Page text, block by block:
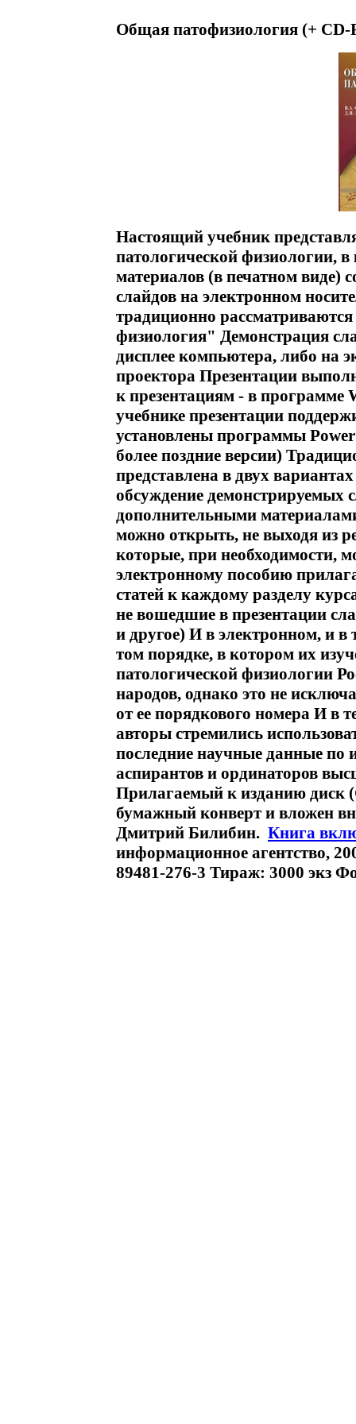
Общая патофизиология (+ CD-
Настоящий учебник
патологической физиологии,
материалов (в печатном виде)
слайдов на электронном
традиционно
физиология" Демонстрация
дисплее компьютера, либо на
проектора Презентации
к презентациям - в программе
учебнике презентации
установлены программы
более поздние версии)
представлена в двух
обсуждение демонстрируемых
дополнительными
можно открыть, не выходя из
которые, при необходимости,
электронному пособию
статей к каждому разделу
не вошедшие в презентации
и другое) И в электронном, и
том порядке, в котором их
патологической физиологии
народов, однако это не
от ее порядкового номера И в
авторы стремились
последние научные данные по
аспирантов и ординаторов
Прилагаемый к изданию диск
бумажный конверт и вложен
Дмитрий Билибин. Книга
информационное агентство,
89481-276-3 Тираж: 3000 экз